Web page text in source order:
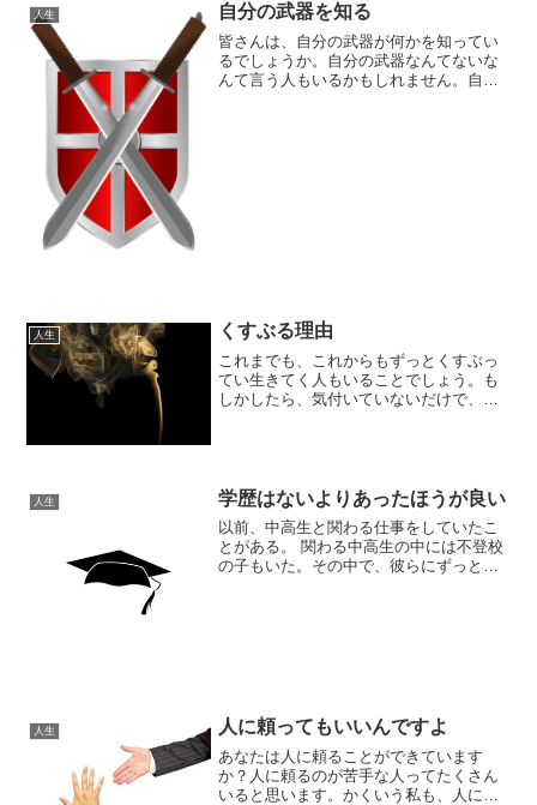
人生 自分の武器を知る
皆さんは、自分の武器が何かを知ってい
るでしょうか。自分の武器なんてないな
んて言う人もいるかもしれません。自分
人生 くすぶる理由
これまでも、これからもずっとくすぶっ
てい生きてく人もいることでしょう。も
しかしたら、気付いていないだけで、ほ
人生 学歴はないよりあったほうが良い
以前、中高生と関わる仕事をしていたこ
とがある。 関わる中高生の中には不登校
の子もいた。その中で、彼らにずっと言
人生 人に頼ってもいいんですよ
あなたは人に頼ることができています
か？人に頼るのが苦手な人ってたくさん
いると思います。かくいう私も、人に頼